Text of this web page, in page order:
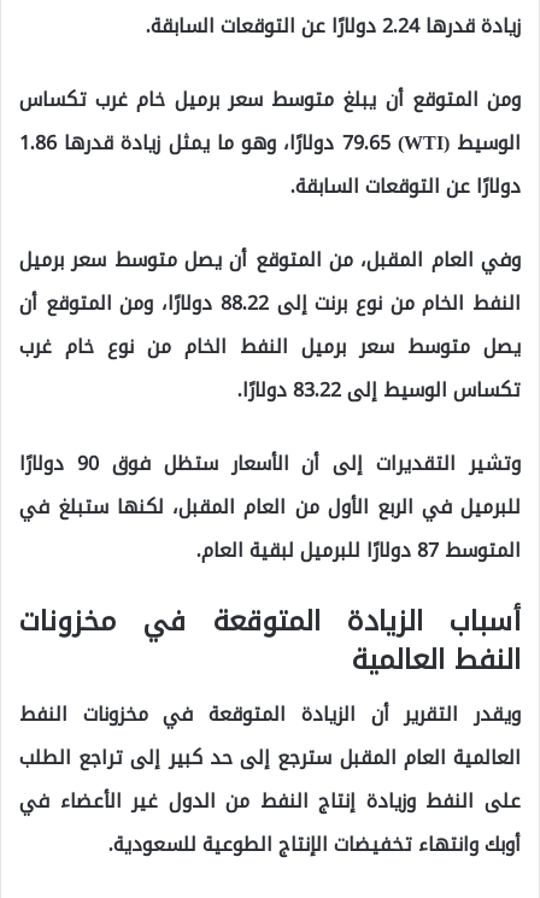
زيادة قدرها 2.24 دولارًا عن التوقعات السابقة.
ومن المتوقع أن يبلغ متوسط ​​سعر برميل خام غرب تكساس
الوسيط (WTI) 79.65 دولارًا، وهو ما يمثل زيادة قدرها 1.86
دولارًا عن التوقعات السابقة.
وفي العام المقبل، من المتوقع أن يصل متوسط ​​سعر برميل
النفط الخام من نوع برنت إلى 88.22 دولارًا، ومن المتوقع أن
يصل متوسط ​​سعر برميل النفط الخام من نوع خام غرب
تكساس الوسيط إلى 83.22 دولارًا.
وتشير التقديرات إلى أن الأسعار ستظل فوق 90 ​​دولارًا
للبرميل في الربع الأول من العام المقبل، لكنها ستبلغ في
المتوسط ​​87 دولارًا للبرميل لبقية العام.
أسباب الزيادة المتوقعة في مخزونات
النفط العالمية
ويقدر التقرير أن الزيادة المتوقعة في مخزونات النفط
العالمية العام المقبل سترجع إلى حد كبير إلى تراجع الطلب
على النفط وزيادة إنتاج النفط من الدول غير الأعضاء في
أوبك وانتهاء تخفيضات الإنتاج الطوعية للسعودية.